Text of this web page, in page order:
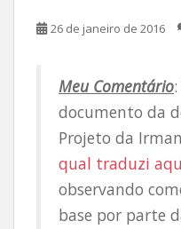
26 de janeiro de 2016
Meu Comentário
documento da
Projeto da
qual traduzi
observando
base por parte